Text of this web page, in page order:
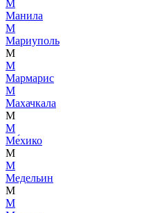
М
Манила
М
Мариуполь
М
М
Мармарис
М
Махачкала
М
М
Ме́хико
М
М
Медельин
М
М